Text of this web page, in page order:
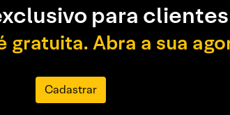
para
gratuita. Abra a sua
Cadastrar